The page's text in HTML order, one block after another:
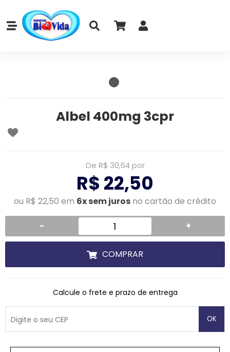
Albel 400mg 3cpr
De R$ 30,64 por
R$ 22,50
ou R$ 22,50 em 6x sem juros no cartão de crédito
- +
COMPRAR
Calcule o frete e prazo de entrega
OK